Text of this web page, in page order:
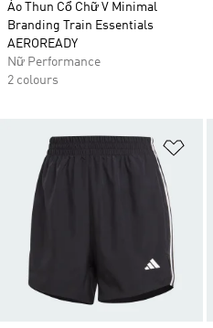
Áo Thun Cổ Chữ V Minimal
Branding Train Essentials
AEROREADY
Nữ Performance
2 colours